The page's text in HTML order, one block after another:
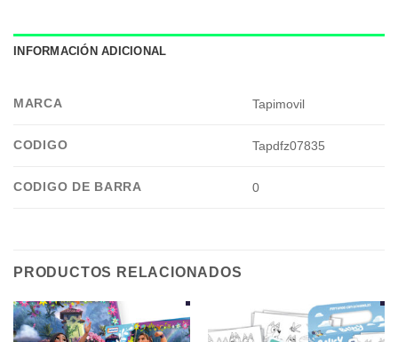
INFORMACIÓN ADICIONAL
MARCA Tapimovil
CODIGO Tapdfz07835
CODIGO DE BARRA 0
PRODUCTOS RELACIONADOS